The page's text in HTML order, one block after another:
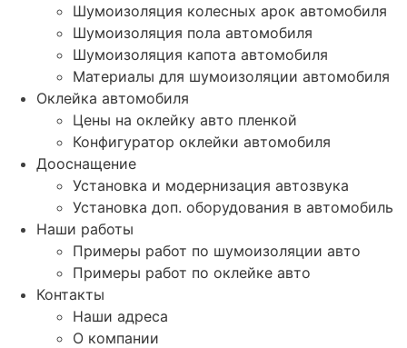
Шумоизоляция колесных арок автомобиля
Шумоизоляция пола автомобиля
Шумоизоляция капота автомобиля
Материалы для шумоизоляции автомобиля
Оклейка автомобиля
Цены на оклейку авто пленкой
Конфигуратор оклейки автомобиля
Дооснащение
Установка и модернизация автозвука
Установка доп. оборудования в автомобиль
Наши работы
Примеры работ по шумоизоляции авто
Примеры работ по оклейке авто
Контакты
Наши адреса
О компании